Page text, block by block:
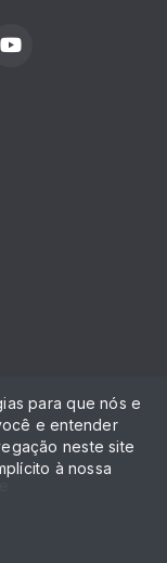
para que nós e
e entender
neste site
à nossa